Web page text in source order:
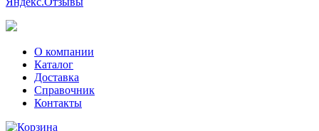
О компании
Каталог
Доставка
Справочник
Контакты